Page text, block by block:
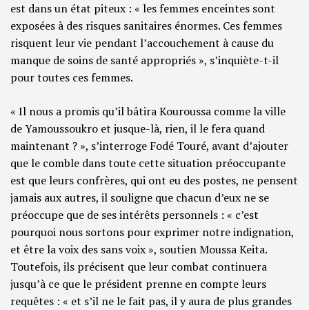
est dans un état piteux : « les femmes enceintes sont
exposées à des risques sanitaires énormes. Ces femmes
risquent leur vie pendant l’accouchement à cause du
manque de soins de santé appropriés », s’inquiète-t-il
pour toutes ces femmes.
« Il nous a promis qu’il bâtira Kouroussa comme la ville
de Yamoussoukro et jusque-là, rien, il le fera quand
maintenant ? », s’interroge Fodé Touré, avant d’ajouter
que le comble dans toute cette situation préoccupante
est que leurs confrères, qui ont eu des postes, ne pensent
jamais aux autres, il souligne que chacun d’eux ne se
préoccupe que de ses intérêts personnels : « c’est
pourquoi nous sortons pour exprimer notre indignation,
et être la voix des sans voix », soutien Moussa Keita.
Toutefois, ils précisent que leur combat continuera
jusqu’à ce que le président prenne en compte leurs
requêtes : « et s’il ne le fait pas, il y aura de plus grandes